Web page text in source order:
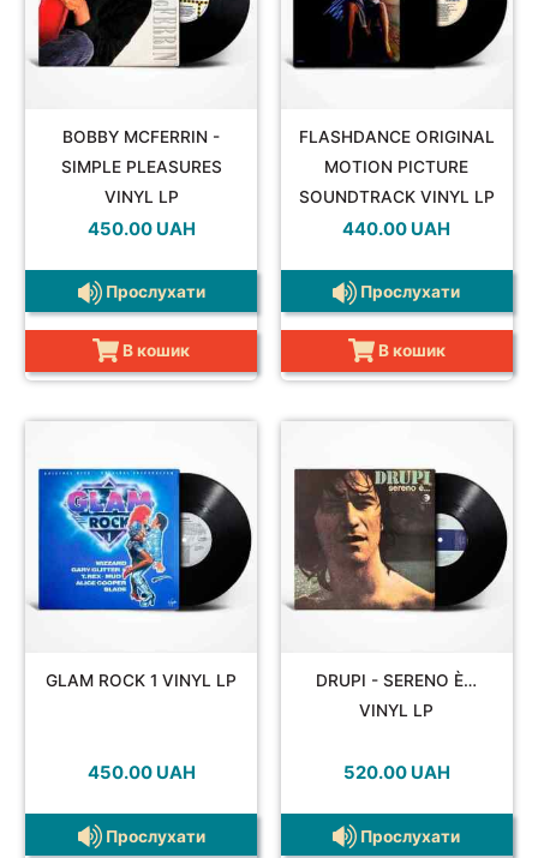
BOBBY MCFERRIN -
SIMPLE PLEASURES
VINYL LP
450.00 UAH
Прослухати
В кошик
FLASHDANCE ORIGINAL
MOTION PICTURE
SOUNDTRACK VINYL LP
440.00 UAH
Прослухати
В кошик
GLAM ROCK 1 VINYL LP
450.00 UAH
Прослухати
DRUPI - SERENO È…
VINYL LP
520.00 UAH
Прослухати